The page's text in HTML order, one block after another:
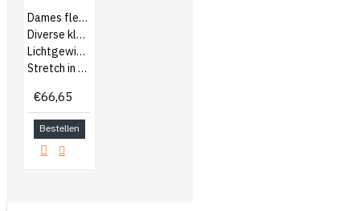
Dames fleecevest
Diverse kleurcombinaties
Lichtgewicht
Stretch in zijkanten en mouwen
€66,65
Bestellen